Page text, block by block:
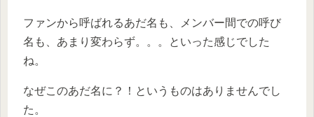
ファンから呼ばれるあだ名も、メンバー間での呼び
名も、あまり変わらず。。。といった感じでした
ね。
なぜこのあだ名に？！というものはありませんでし
た。